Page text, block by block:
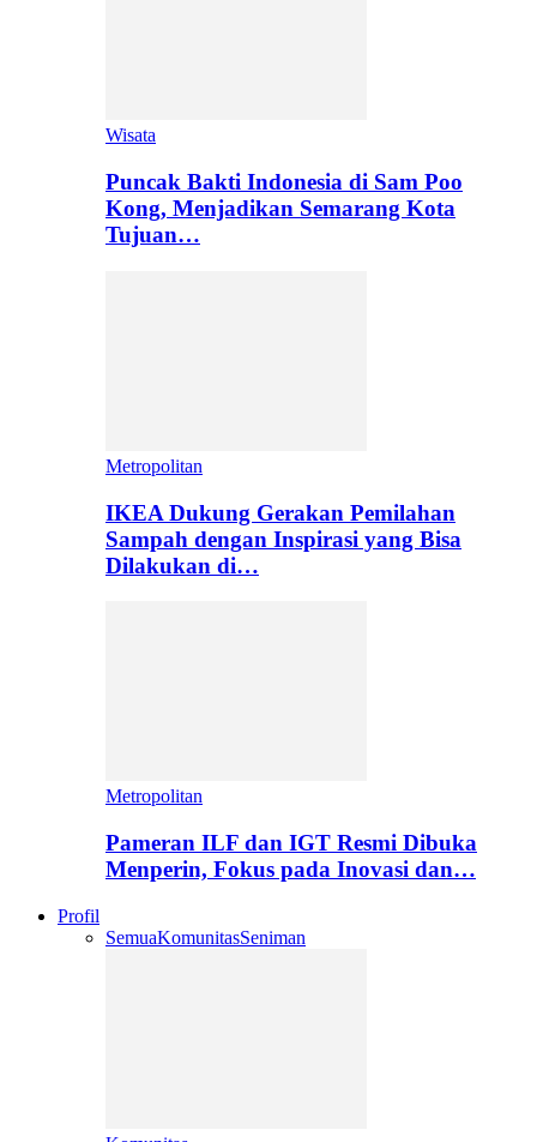
Wisata
Puncak Bakti Indonesia di Sam Poo
Kong, Menjadikan Semarang Kota
Tujuan…
Metropolitan
IKEA Dukung Gerakan Pemilahan
Sampah dengan Inspirasi yang Bisa
Dilakukan di…
Metropolitan
Pameran ILF dan IGT Resmi Dibuka
Menperin, Fokus pada Inovasi dan…
Profil
SemuaKomunitasSeniman